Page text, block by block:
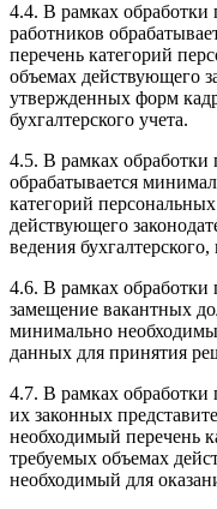
4.4. В рамках
работников
перечень категорий
объемах действующего
утвержденных форм
бухгалтерского учета.
4.5. В рамках обработки
обрабатывается
категорий
действующего
ведения бухгалтерского,
4.6. В рамках обработки
замещение вакантных
минимально
данных для принятия
4.7. В рамках
их законных
необходимый перечень
требуемых объемах
необходимый для